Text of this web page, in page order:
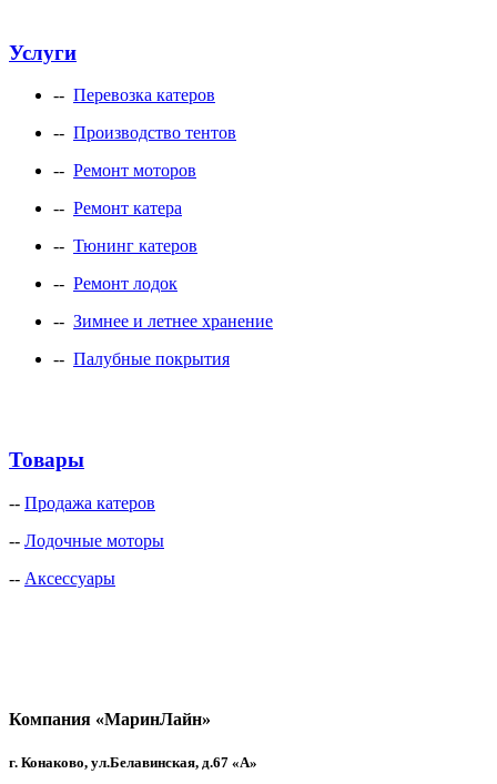
Услуги
-- Перевозка катеров
-- Производство тентов
-- Ремонт моторов
-- Ремонт катера
-- Тюнинг катеров
-- Ремонт лодок
-- Зимнее и летнее хранение
-- Палубные покрытия
Товары
-- Продажа катеров
-- Лодочные моторы
-- Аксессуары
Компания «МаринЛайн»
г. Конаково, ул.Белавинская, д.67 «А»